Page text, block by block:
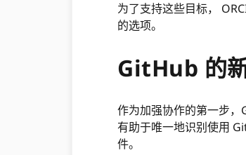
为了支持这些目标，
的选项。
GitHub 的
作为加强协作的第一步
有助于唯一地识别使用
件。